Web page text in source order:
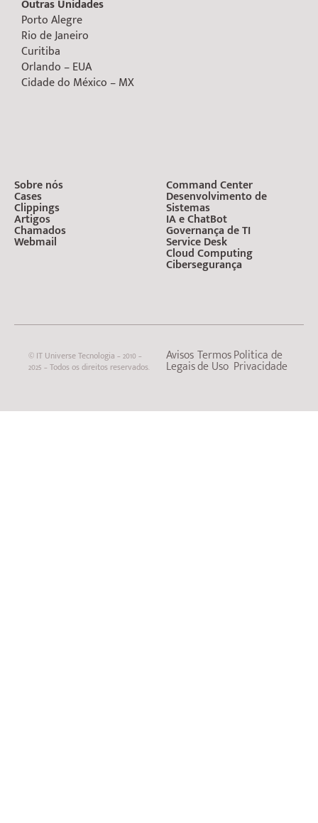
Outras Unidades
Porto Alegre
Rio de Janeiro
Curitiba
Orlando – EUA
Cidade do México – MX
Sobre nós
Cases
Clippings
Artigos
Chamados
Webmail
Command Center
Desenvolvimento de
Sistemas
IA e ChatBot
Governança de TI
Service Desk
Cloud Computing
Cibersegurança
© IT Universe Tecnologia – 2010 –
2025 – Todos os direitos reservados.
Avisos
Legais
Termos
de Uso
Politica de
Privacidade